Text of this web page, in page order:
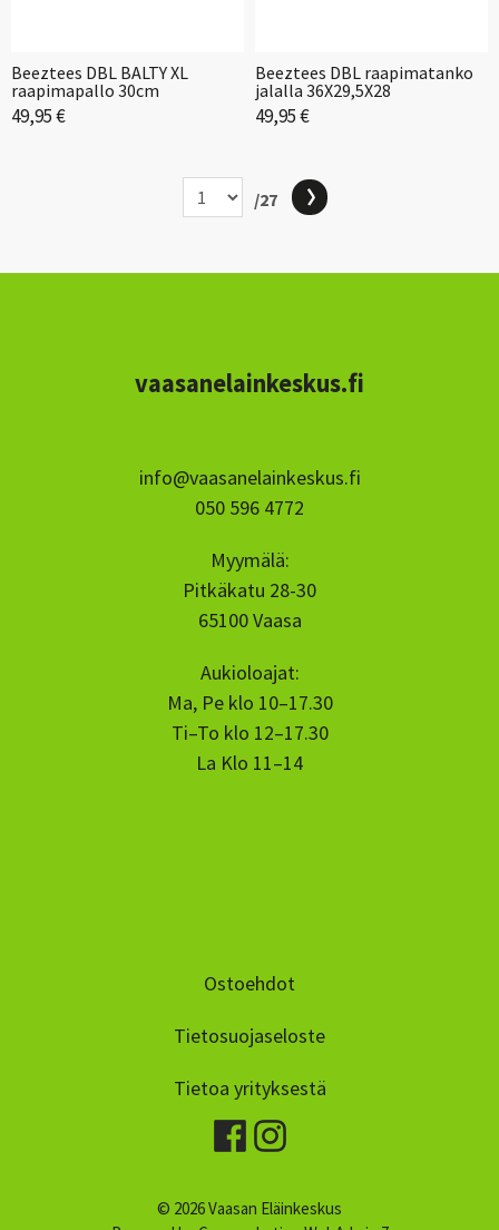
Beeztees DBL BALTY XL
raapimapallo 30cm
49,95 €
Beeztees DBL raapimatanko
jalalla 36X29,5X28
49,95 €
/27
vaasanelainkeskus.fi
info@vaasanelainkeskus.fi
050 596 4772
Myymälä:
Pitkäkatu 28-30
65100 Vaasa
Aukioloajat:
Ma, Pe klo 10–17.30
Ti–To klo 12–17.30
La Klo 11–14
Ostoehdot
Tietosuojaseloste
Tietoa yrityksestä
© 2026 Vaasan Eläinkeskus